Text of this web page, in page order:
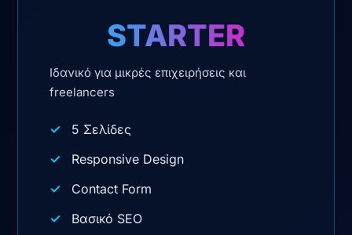
STARTER
Ιδανικό για μικρές επιχειρήσεις και
freelancers
5 Σελίδες
Responsive Design
Contact Form
Βασικό SEO